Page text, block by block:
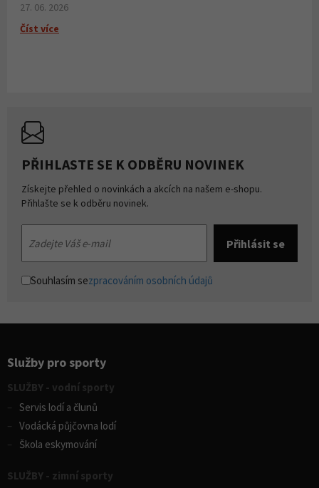
27. 06. 2026
Číst více
PŘIHLASTE SE K ODBĚRU NOVINEK
Získejte přehled o novinkách a akcích na našem e-shopu.
Přihlašte se k odběru novinek.
Souhlasím sezpracováním osobních údajů
Služby pro sporty
SLUŽBY - vodní sporty
Servis lodí a člunů
Vodácká půjčovna lodí
Škola eskymování
SLUŽBY - zimní sporty